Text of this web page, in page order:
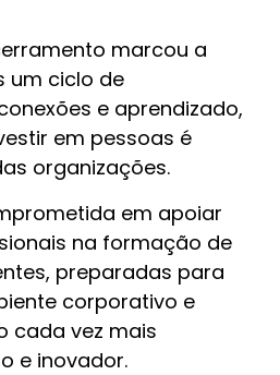
marcou a
um ciclo de
e aprendizado,
em pessoas é
organizações.
em apoiar
na formação de
preparadas para
corporativo e
cada vez mais
e inovador.